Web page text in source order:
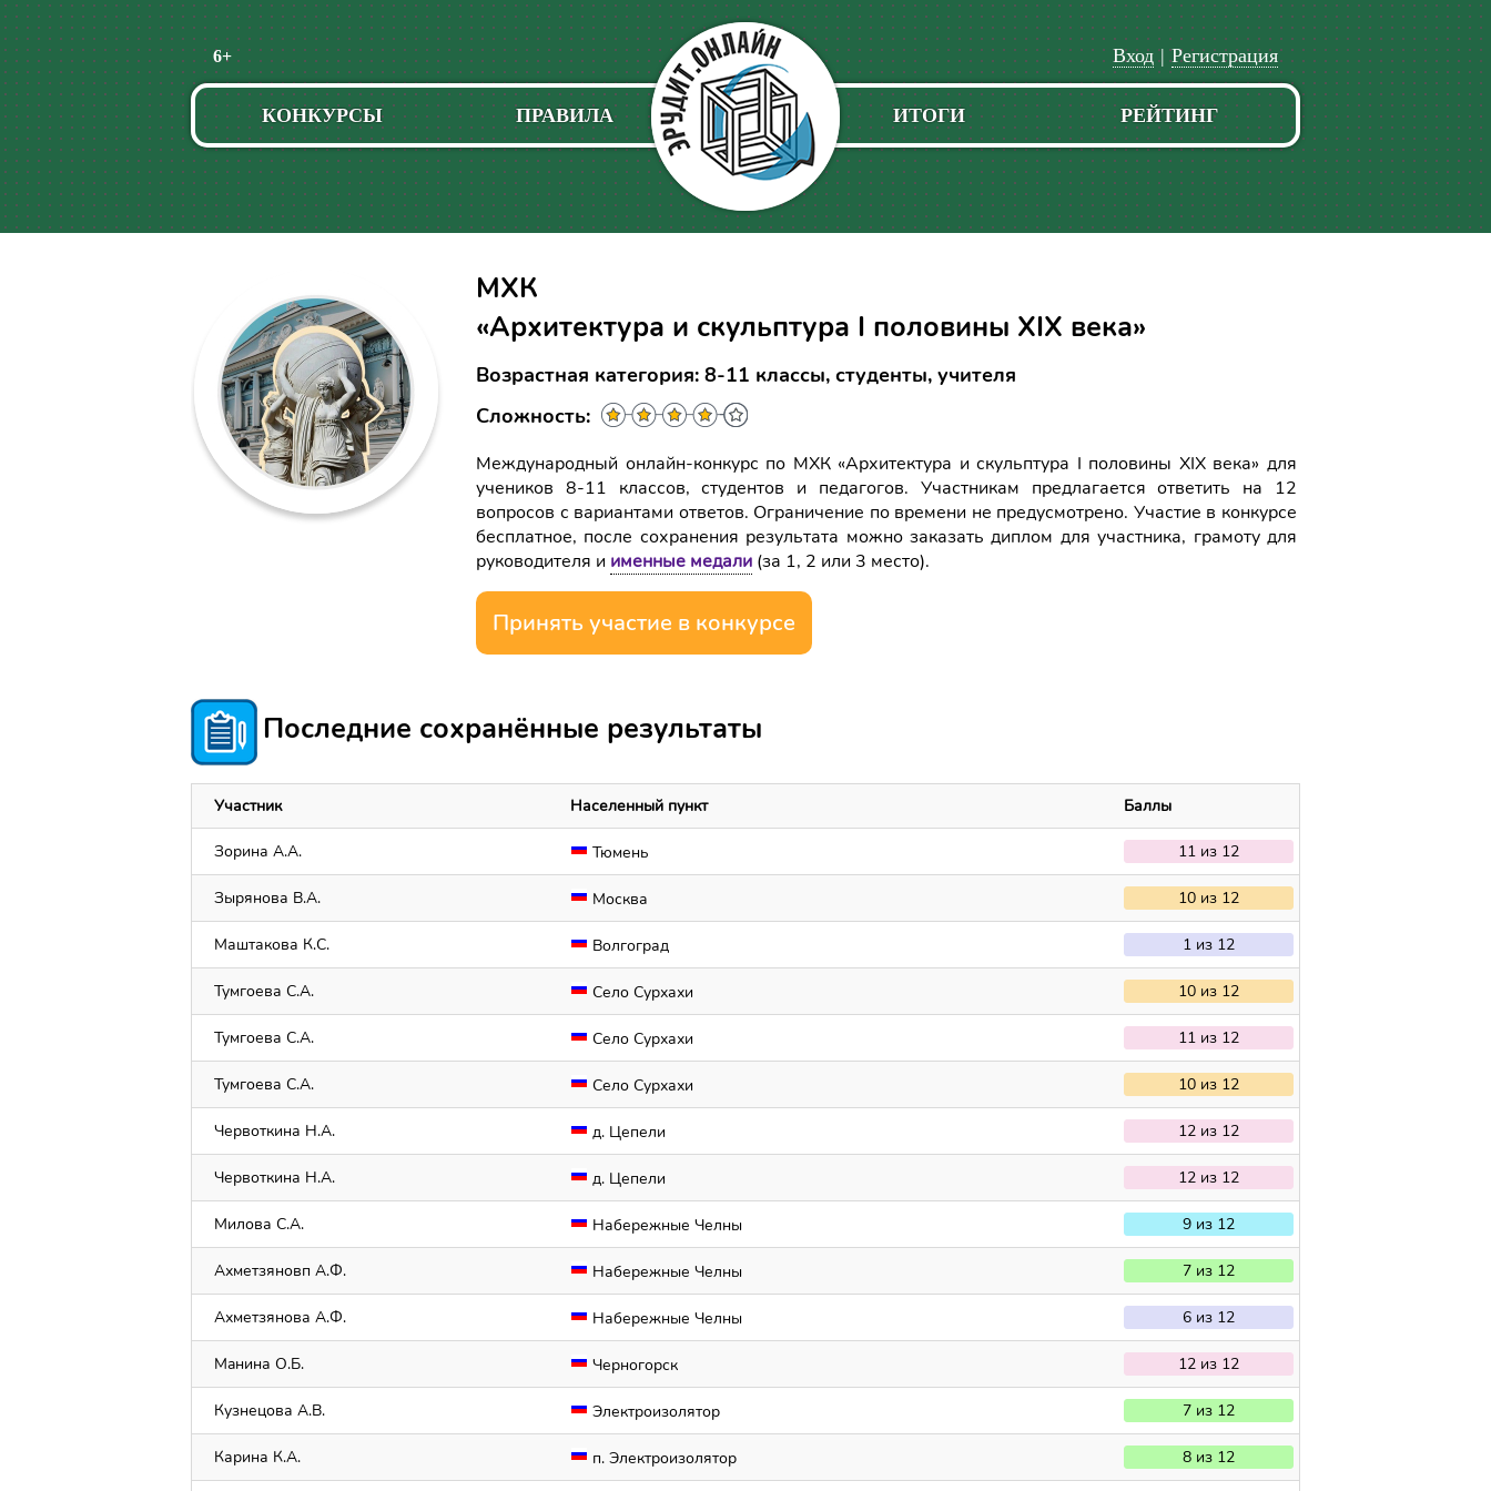
6+
Пропустить
навигацию
Регистрация
|
Вход
КОНКУРСЫ ПРАВИЛА РЕЙТИНГ
ИТОГИ
МХК
«Архитектура и скульптура I половины XIX века»
Возрастная категория: 8-11 классы, студенты, учителя
Сложность:
Международный онлайн-конкурс по МХК «Архитектура и скульптура I половины XIX века» для
учеников 8-11 классов, студентов и педагогов. Участникам предлагается ответить на 12
вопросов с вариантами ответов. Ограничение по времени не предусмотрено. Участие в конкурсе
бесплатное, после сохранения результата можно заказать диплом для участника, грамоту для
руководителя и именные медали (за 1, 2 или 3 место).
Принять участие в конкурсе
Последние сохранённые результаты
Участник Населенный пункт Баллы
Зорина А.А. Тюмень 11 из 12
Зырянова В.А. Москва 10 из 12
Маштакова К.С. Волгоград 1 из 12
Тумгоева С.А. Село Сурхахи 10 из 12
Тумгоева С.А. Село Сурхахи 11 из 12
Тумгоева С.А. Село Сурхахи 10 из 12
Червоткина Н.А. д. Цепели 12 из 12
Червоткина Н.А. д. Цепели 12 из 12
Милова С.А. Набережные Челны 9 из 12
Ахметзяновп А.Ф. Набережные Челны 7 из 12
Ахметзянова А.Ф. Набережные Челны 6 из 12
Maнина О.Б. Черногорск 12 из 12
Кузнецова А.В. Электроизолятор 7 из 12
Карина К.А. п. Электроизолятор 8 из 12